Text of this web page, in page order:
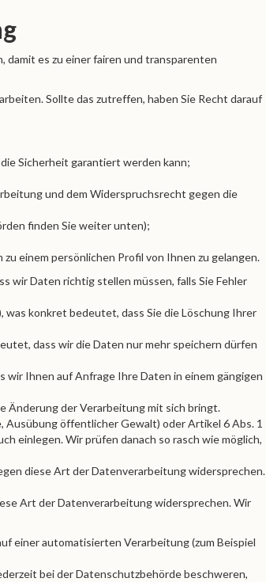
damit es zu einer fairen und transparenten
Sollte das zutreffen, haben Sie Recht darauf
Sicherheit garantiert werden kann;
und dem Widerspruchsrecht gegen die
finden Sie weiter unten);
einem persönlichen Profil von Ihnen zu gelangen.
wir Daten richtig stellen müssen, falls Sie Fehler
was konkret bedeutet, dass Sie die Löschung Ihrer
dass wir die Daten nur mehr speichern dürfen
Ihnen auf Anfrage Ihre Daten in einem gängigen
Änderung der Verarbeitung mit sich bringt.
öffentlicher Gewalt) oder Artikel 6 Abs. 1
einlegen. Wir prüfen danach so rasch wie möglich,
diese Art der Datenverarbeitung widersprechen.
Art der Datenverarbeitung widersprechen. Wir
einer automatisierten Verarbeitung (zum Beispiel
bei der Datenschutzbehörde beschweren,